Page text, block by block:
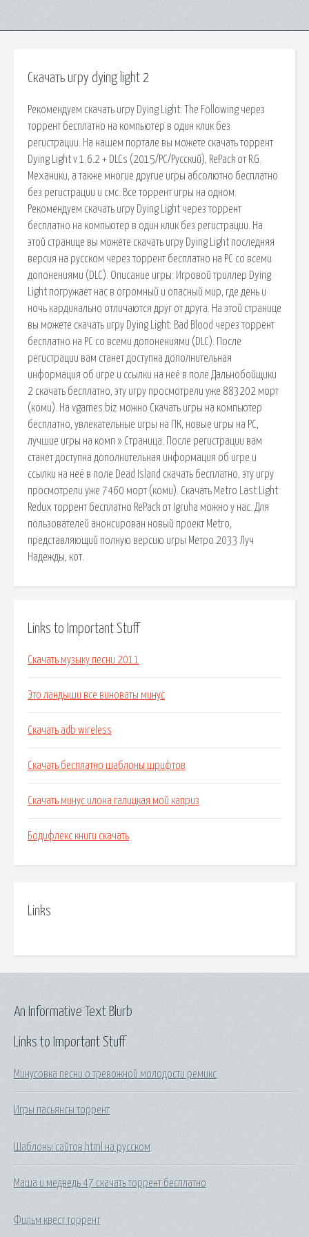
Скачать игру dying light 2
Рекомендуем скачать игру Dying Light: The Following через
торрент бесплатно на компьютер в один клик без
регистрации. На нашем портале вы можете скачать торрент
Dying Light v 1.6.2 + DLCs (2015/PC/Русский), RePack от R.G.
Механики, а также многие другие игры абсолютно бесплатно
без регистрации и смс. Все торрент игры на одном.
Рекомендуем скачать игру Dying Light через торрент
бесплатно на компьютер в один клик без регистрации. На
этой странице вы можете скачать игру Dying Light последняя
версия на русском через торрент бесплатно на PC со всеми
допонениями (DLC). Описание игры: Игровой триллер Dying
Light погружает нас в огромный и опасный мир, где день и
ночь кардинально отличаются друг от друга. На этой странице
вы можете скачать игру Dying Light: Bad Blood через торрент
бесплатно на PC со всеми допонениями (DLC). После
регистрации вам станет доступна дополнительная
информация об игре и ссылки на неё в поле Дальнобойщики
2 скачать бесплатно, эту игру просмотрели уже 883202 морт
(коми). На vgames.biz можно Скачать игры на компьютер
бесплатно, увлекательные игры на ПК, новые игры на PC,
лучшие игры на комп » Страница. После регистрации вам
станет доступна дополнительная информация об игре и
ссылки на неё в поле Dead Island скачать бесплатно, эту игру
просмотрели уже 7460 морт (коми). Скачать Metro Last Light
Redux торрент бесплатно RePack от Igruha можно у нас. Для
пользователей анонсирован новый проект Metro,
представляющий полную версию игры Метро 2033 Луч
Надежды, кот.
Links to Important Stuff
Скачать музыку песни 2011
Это ландыши все виноваты минус
Скачать adb wireless
Скачать бесплатно шаблоны шрифтов
Скачать минус илона галицкая мой каприз
Бодифлекс книги скачать
Links
Links to Important Stuff
Минусовка песни о тревожной молодости ремикс
Игры пасьянсы торрент
Шаблоны сайтов html на русском
Маша и медведь 47 скачать торрент бесплатно
Фильм квест торрент
An Informative Text Blurb